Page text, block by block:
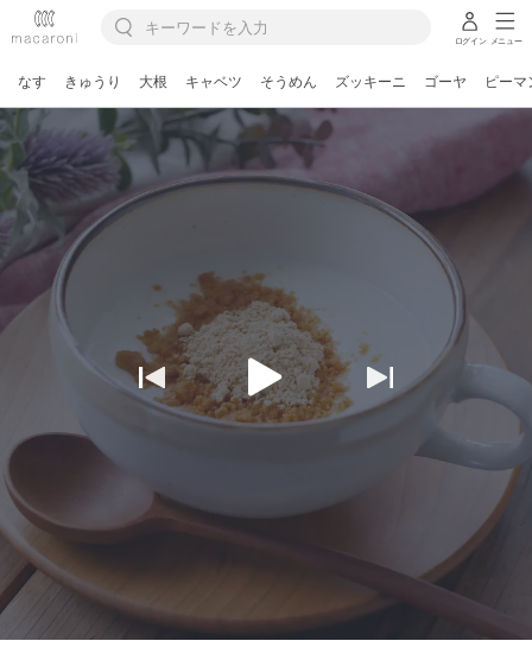
ログイン メニュー
なす きゅうり 大根 キャベツ そうめん ズッキーニ ゴーヤ ピーマ